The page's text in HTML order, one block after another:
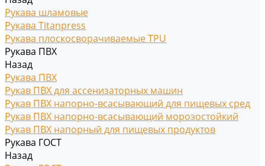
Рукава шламовые
Рукава Titanpress
Рукава плоскосворачиваемые TPU
Рукава ПВХ
Назад
Рукава ПВХ
Рукав ПВХ для ассенизаторных машин
Рукав ПВХ напорно-всасывающий для пищевых сред
Рукав ПВХ напорно-всасывающий морозостойкий
Рукав ПВХ напорный для пищевых продуктов
Рукава ГОСТ
Назад